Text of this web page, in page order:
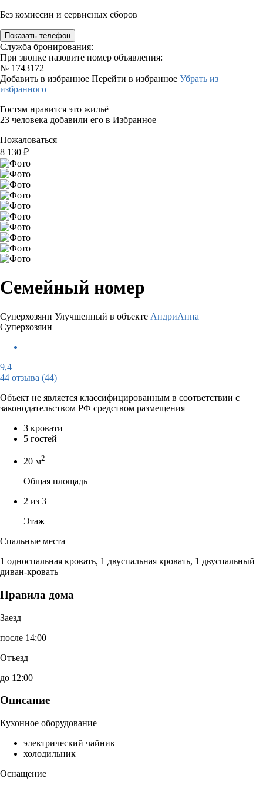
Без комиссии и сервисных сборов
Показать телефон
Служба бронирования:
При звонке назовите номер объявления:
№ 1743172
Добавить в избранное Перейти в избранное Убрать из
избранного
Гостям нравится это жильё
23 человека добавили его в Избранное
Пожаловаться
8 130 ₽
Семейный номер
Суперхозяин Улучшенный в объекте АндриАнна
Суперхозяин
9,4
44 отзыва (44)
Объект не является классифицированным в соответствии с
законодательством РФ средством размещения
3 кровати
5 гостей
20 м2
Общая площадь
2 из 3
Этаж
Спальные места
1 односпальная кровать, 1 двуспальная кровать, 1 двуспальный
диван-кровать
Правила дома
Заезд
после 14:00
Отъезд
до 12:00
Описание
Кухонное оборудование
электрический чайник
холодильник
Оснащение